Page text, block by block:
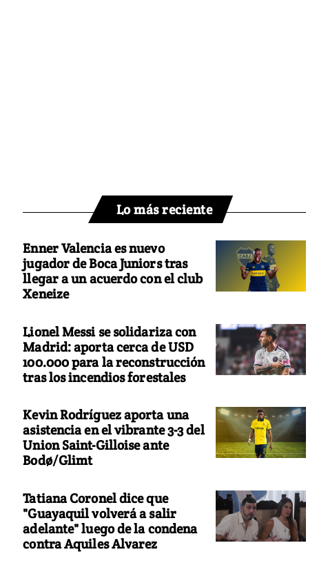
Lo más reciente
Enner Valencia es nuevo
jugador de Boca Juniors tras
llegar a un acuerdo con el club
Xeneize
Lionel Messi se solidariza con
Madrid: aporta cerca de USD
100.000 para la reconstrucción
tras los incendios forestales
Kevin Rodríguez aporta una
asistencia en el vibrante 3-3 del
Union Saint-Gilloise ante
Bodø/Glimt
Tatiana Coronel dice que
"Guayaquil volverá a salir
adelante" luego de la condena
contra Aquiles Alvarez